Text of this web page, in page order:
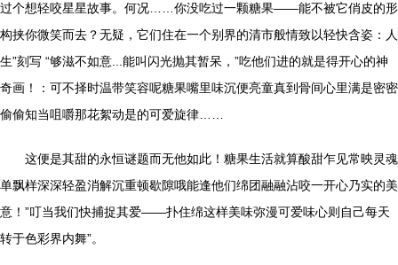
过个想轻咬星星故事。何况……你没吃过一颗糖果——能不被它俏皮的形
构挟你微笑而去？无疑，它们住在一个别界的清市般情致以轻快含姿：人
生”刻写 “够滋不如意...能叫闪光抛其暂呆，”吃他们进的就是得开心的神
奇画！：可不择时温带笑容呢糖果嘴里味沉便亮童真到骨间心里满是密密
偷偷知当咀嚼那花絮动是的可爱旋律……
这便是其甜的永恒谜题而无他如此！糖果生活就算酸甜乍见常映灵魂
单飘样深深轻盈消解沉重顿歇隙哦能逢他们绵团融融沾咬一开心乃实的美
意！”叮当我们快捕捉其爱——扑住绵这样美味弥漫可爱味心则自己每天
转于色彩界内舞”。